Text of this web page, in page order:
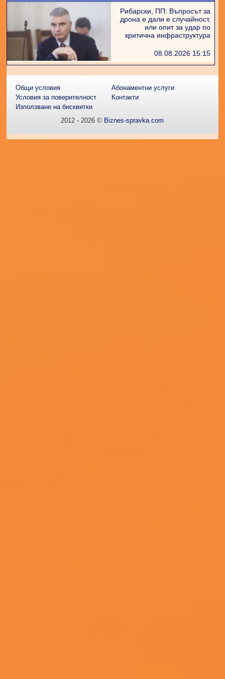
Рибарски, ПП: Въпросът за
дрона е дали е случайност,
или опит за удар по
критична инфраструктура
08.08.2026 15:15
Общи условия
Условия за поверителност
Използване на бисквитки
Абонаментни услуги
Контакти
2012 - 2026 © Biznes-spravka.com